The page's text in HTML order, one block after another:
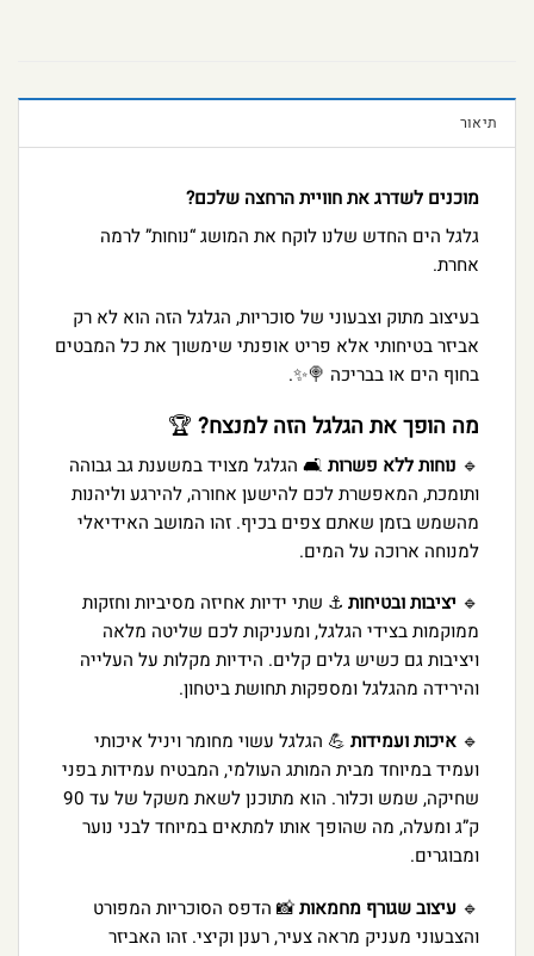
תיאור
מוכנים לשדרג את חוויית הרחצה שלכם?
גלגל הים החדש שלנו לוקח את המושג “נוחות” לרמה
אחרת.
בעיצוב מתוק וצבעוני של סוכריות, הגלגל הזה הוא לא רק
אביזר בטיחותי אלא פריט אופנתי שימשוך את כל המבטים
בחוף הים או בבריכה 🍭✨.
מה הופך את הגלגל הזה למנצח? 🏆
🔹 נוחות ללא פשרות 🛋️ הגלגל מצויד במשענת גב גבוהה
ותומכת, המאפשרת לכם להישען אחורה,להירגע וליהנות
מהשמש בזמן שאתם צפים בכיף. זהו המושב האידיאלי
למנוחה ארוכה על המים.
🔹 יציבות ובטיחות ⚓ שתי ידיות אחיזה מסיביות וחזקות
ממוקמות בצידי הגלגל,ומעניקות לכם שליטה מלאה
ויציבות גם כשיש גלים קלים. הידיות מקלות על העלייה
והירידה מהגלגל ומספקות תחושת ביטחון.
🔹 איכות ועמידות 💪 הגלגל עשוי מחומר ויניל איכותי
ועמיד במיוחד מבית המותג העולמי, המבטיח עמידות בפני
שחיקה, שמש וכלור.
הוא מתוכנן לשאת משקל של עד 90
ק”ג ומעלה, מה שהופך אותו למתאים במיוחד לבני נוער
ומבוגרים.
🔹 עיצוב שגורף מחמאות📸 הדפס הסוכריות המפורט
והצבעוני מעניק מראה צעיר,רענן וקיצי. זהו האביזר